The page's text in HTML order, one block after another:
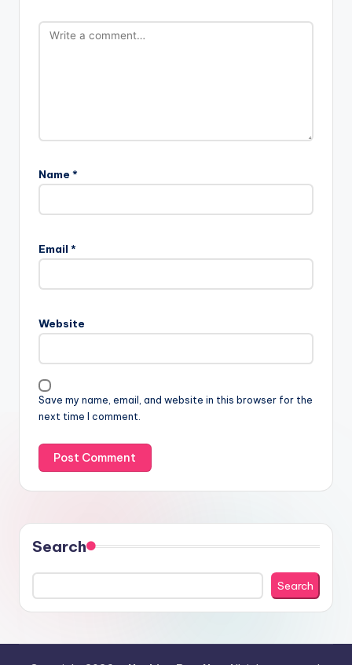
Name *
Email *
Website
Save my name, email, and website in this browser for the
next time I comment.
Search
Search